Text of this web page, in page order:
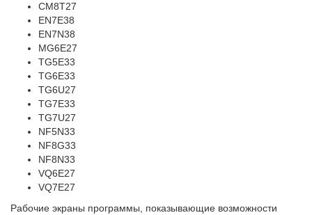
CM8T27
EN7E38
EN7N38
MG6E27
TG5E33
TG6E33
TG6U27
TG7E33
TG7U27
NF5N33
NF8G33
NF8N33
VQ6E27
VQ7E27
Рабочие экраны программы, показывающие возможности